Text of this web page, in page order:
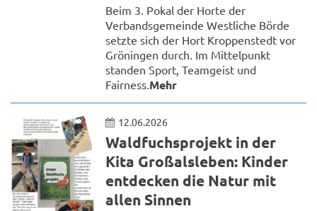
Beim 3. Pokal der Horte der
Verbandsgemeinde Westliche Börde
setzte sich der Hort Kroppenstedt vor
Gröningen durch. Im Mittelpunkt
standen Sport, Teamgeist und
Fairness. Mehr
12.06.2026
Waldfuchsprojekt in der
Kita Großalsleben: Kinder
entdecken die Natur mit
allen Sinnen